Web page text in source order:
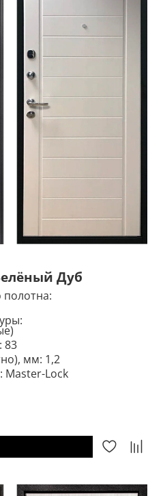
Дуб
83
мм: 1,2
Master-Lock